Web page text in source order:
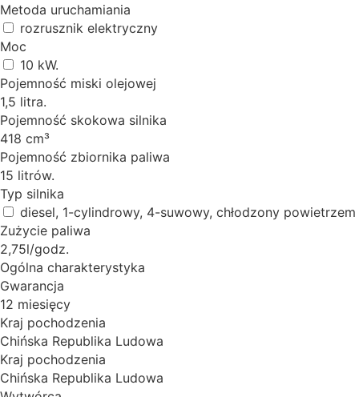
Metoda uruchamiania
rozrusznik elektryczny
Moc
10 kW.
Pojemność miski olejowej
1,5 litra.
Pojemność skokowa silnika
418 cm³
Pojemność zbiornika paliwa
15 litrów.
Typ silnika
diesel, 1-cylindrowy, 4-suwowy, chłodzony powietrzem
Zużycie paliwa
2,75l/godz.
Ogólna charakterystyka
Gwarancja
12 miesięcy
Kraj pochodzenia
Chińska Republika Ludowa
Kraj pochodzenia
Chińska Republika Ludowa